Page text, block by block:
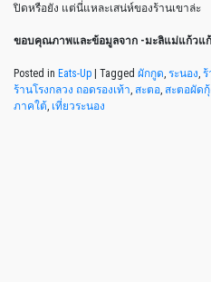
ปิดหรือยัง แต่นี่แหละเสน่ห์ของร้านเขาล่ะ
ขอบคุณภาพและข้อมูลจาก -มะลิแม่แก้วแ
Posted in Eats-Up Tagged ผักกูด, ระนอง, ร้
ร้านโรงกลวง ถอดรองเท้า, สะตอ, สะตอผัดกุ้
ภาคใต้, เที่ยวระนอง